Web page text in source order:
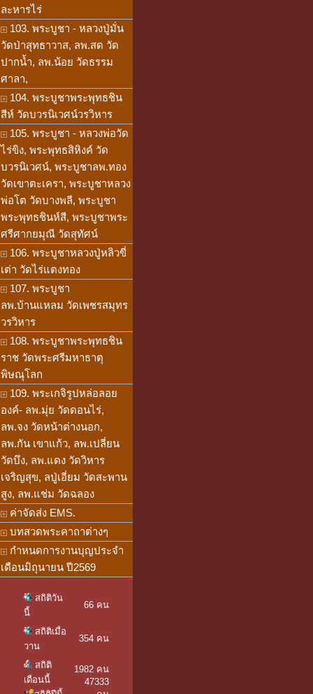
ละหารไร่
103. พระบูชา - หลวงปู่มั่น
วัดป่าสุทธาวาส, ลพ.สด วัด
ปากน้ำ, ลพ.น้อย วัดธรรม
ศาลา,
104. พระบูชาพระพุทธชิน
สีห์ วัดบวรนิเวศน์วรวิหาร
105. พระบูชา - หลวงพ่อวัด
ไร่ขิง, พระพุทธสิหิงค์ วัด
บวรนิเวศน์, พระบูชาลพ.ทอง
วัดเขาตะเครา, พระบูชาหลวง
พ่อโต วัดบางพลี, พระบูชา
พระพุทธชินห์สี, พระบูชาพระ
ศรีศากยมุณี วัดสุทัศน์
106. พระบูชาหลวงปู่หลิวขี่
เต่า วัดไร่แตงทอง
107. พระบูชา
ลพ.บ้านแหลม วัดเพชรสมุทร
วรวิหาร
108. พระบูชาพระพุทธชิน
ราช วัดพระศรีมหาธาตุ
พิษณุโลก
109. พระเกจิรูปหล่อลอย
องค์- ลพ.มุ่ย วัดดอนไร่,
ลพ.จง วัดหน้าต่างนอก,
ลพ.กัน เขาแก้ว, ลพ.เปลี่ยน
วัดบึง, ลพ.แดง วัดวิหาร
เจริญสุข, ลปู่เอี่ยม วัดสะพาน
สูง, ลพ.แช่ม วัดฉลอง
ค่าจัดส่ง EMS.
บทสวดพระคาถาต่างๆ
กำหนดการงานบุญประจำ
เดือนมิถุนายน ปี2569
สถิติวัน
นี้
66 คน
สถิติเมื่อ
วาน
354 คน
สถิติ
เดือนนี้
1982 คน
47333